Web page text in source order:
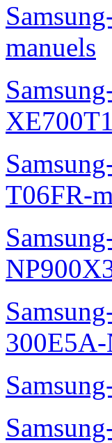
manuels
T06FR-